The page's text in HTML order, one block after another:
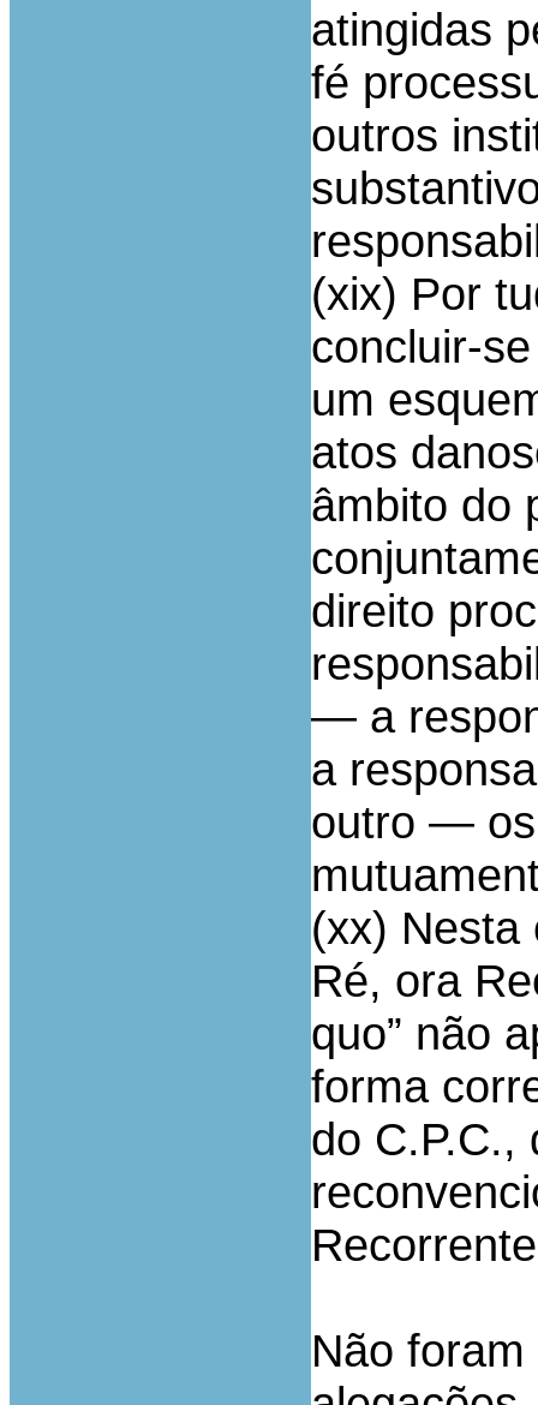
atingidas
fé
outros
(xix) Por
concluir-
um
atos
âmbito do
direito
— a
a
outro — os
(xx) Nesta
Ré, ora
quo” não
forma
do C.P.C.,
Não